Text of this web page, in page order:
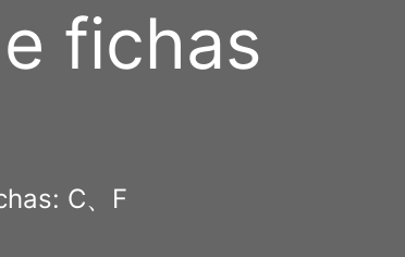
fichas
C、F